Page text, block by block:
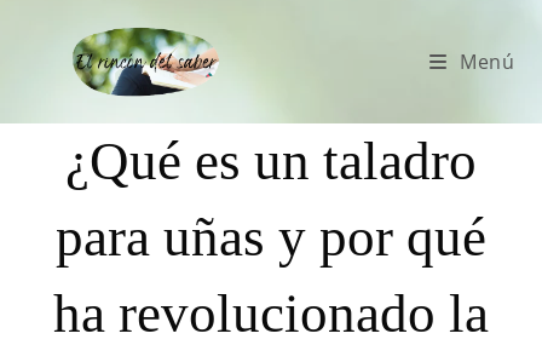
Menú
¿Qué es un taladro
para uñas y por qué
ha revolucionado la